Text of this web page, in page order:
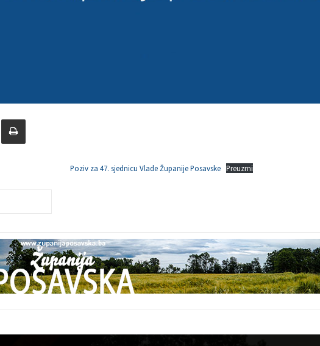
Poziv za 47. sjednicu Vlade Županije Posavske Preuzmi